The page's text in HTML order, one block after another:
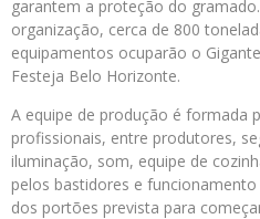
garantem a proteção do
organização, cerca de 800
equipamentos ocuparão o
Festeja Belo Horizonte.
A equipe de produção é formada
profissionais, entre produtores,
iluminação, som, equipe de
pelos bastidores e
dos portões prevista para